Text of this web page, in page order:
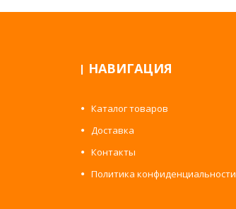
НАВИГАЦИЯ
Каталог товаров
Доставка
Контакты
Политика конфиденциальности